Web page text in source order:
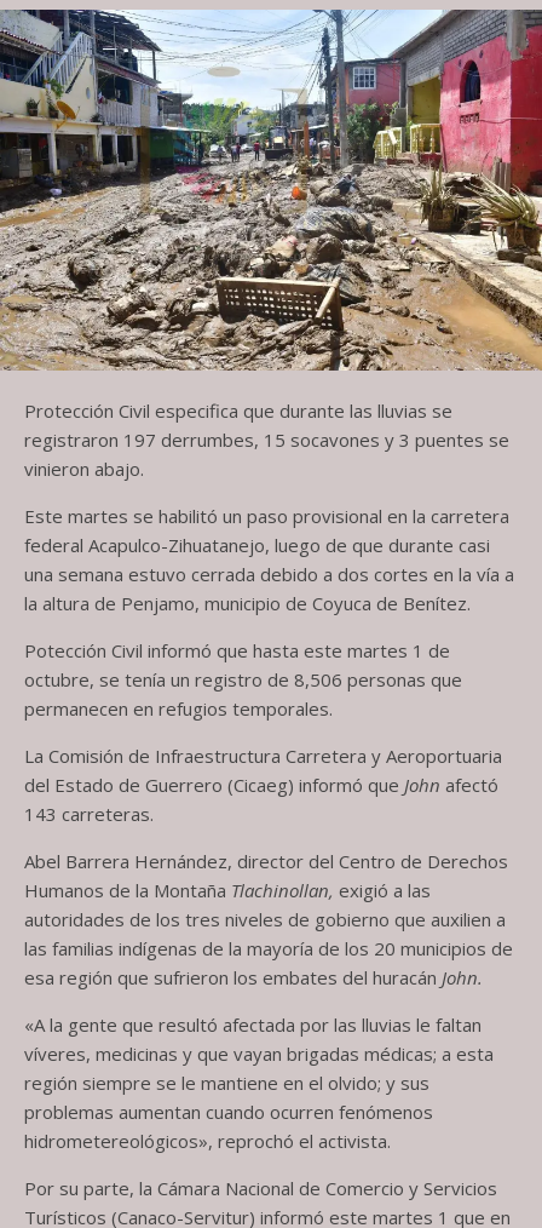
Protección Civil especifica que durante las lluvias se
registraron 197 derrumbes, 15 socavones y 3 puentes se
vinieron abajo.
Este martes se habilitó un paso provisional en la carretera
federal Acapulco-Zihuatanejo, luego de que durante casi
una semana estuvo cerrada debido a dos cortes en la vía a
la altura de Penjamo, municipio de Coyuca de Benítez.
Potección Civil informó que hasta este martes 1 de
octubre, se tenía un registro de 8,506 personas que
permanecen en refugios temporales.
La Comisión de Infraestructura Carretera y Aeroportuaria
del Estado de Guerrero (Cicaeg) informó que John afectó
143 carreteras.
Abel Barrera Hernández, director del Centro de Derechos
Humanos de la Montaña Tlachinollan, exigió a las
autoridades de los tres niveles de gobierno que auxilien a
las familias indígenas de la mayoría de los 20 municipios de
esa región que sufrieron los embates del huracán John.
«A la gente que resultó afectada por las lluvias le faltan
víveres, medicinas y que vayan brigadas médicas; a esta
región siempre se le mantiene en el olvido; y sus
problemas aumentan cuando ocurren fenómenos
hidrometereológicos», reprochó el activista.
Por su parte, la Cámara Nacional de Comercio y Servicios
Turísticos (Canaco-Servitur) informó este martes 1 que en